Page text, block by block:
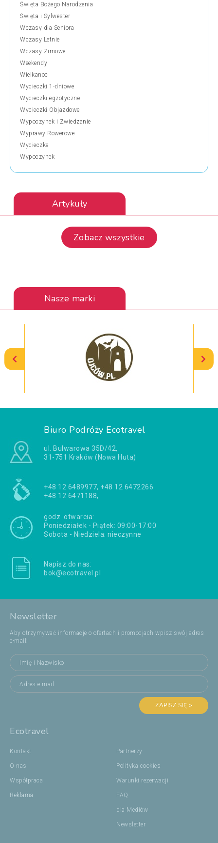
Święta Bożego Narodzenia
Święta i Sylwester
Wczasy dla Seniora
Wczasy Letnie
Wczasy Zimowe
Weekendy
Wielkanoc
Wycieczki 1-dniowe
Wycieczki egzotyczne
Wycieczki Objazdowe
Wypoczynek i Zwiedzanie
Wyprawy Rowerowe
Wycieczka
Wypoczynek
Artykuły
Zobacz wszystkie
Nasze marki
Biuro Podróży Ecotravel
ul. Bulwarowa 35D/42,
31-751 Kraków (Nowa Huta)
+48 12 6489977, +48 12 6472266
+48 12 6471188,
godz. otwarcia:
Poniedziałek - Piątek: 09:00-17:00
Sobota - Niedziela: nieczynne
Napisz do nas:
bok@ecotravel.pl
Newsletter
Aby otrzymywać informacje o ofertach i promocjach wpisz swój adres
e-mail:
ZAPISZ SIĘ >
Ecotravel
Kontakt
O nas
Współpraca
Reklama
Partnerzy
Polityka cookies
Warunki rezerwacji
FAQ
dla Mediów
Newsletter